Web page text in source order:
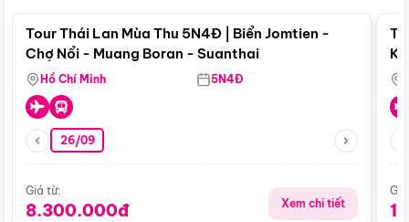
Tour Thái Lan Mùa Thu 5N4Đ | Biển Jomtien -
Chợ Nổi - Muang Boran - Suanthai
Hồ Chí Minh 5N4Đ
26/09
Giá từ:
8.300.000đ Xem chi tiết